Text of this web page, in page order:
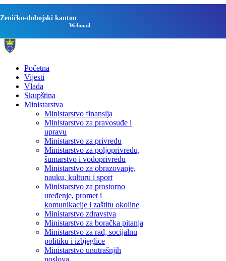
Zeničko-dobojski kanton
Webmail
Početna
Vijesti
Vlada
Skupština
Ministarstva
Ministarstvo finansija
Ministarstvo za pravosuđe i
upravu
Ministarstvo za privredu
Ministarstvo za poljoprivredu,
šumarstvo i vodoprivredu
Ministarstvo za obrazovanje,
nauku, kulturu i sport
Ministarstvo za prostorno
uređenje, promet i
komunikacije i zaštitu okoline
Ministarstvo zdravstva
Ministarstvo za boračka pitanja
Ministarstvo za rad, socijalnu
politiku i izbjeglice
Ministarstvo unutrašnjih
poslova